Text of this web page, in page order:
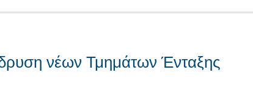
νέων Τμημάτων Ένταξης